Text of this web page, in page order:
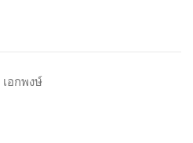
เอกพงษ์